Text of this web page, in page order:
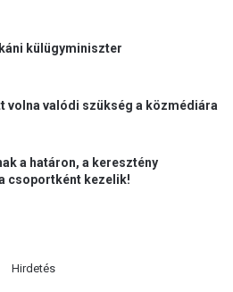
külügyminiszter
volna valódi szükség a közmédiára
a határon, a keresztény
csoportként kezelik!
Hirdetés